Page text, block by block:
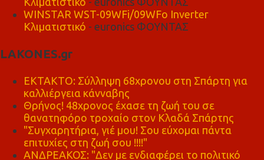
WINSTAR WST-09WFi/09WFo Inverter
Κλιματιστικό - euronics ΦΟΥΝΤΑΣ
LAKONES.gr
ΕΚΤΑΚΤΟ: Σύλληψη 68χρονου στη Σπάρτη για
καλλιέργεια κάνναβης
Θρήνος! 48χρονος έχασε τη ζωή του σε
θανατηφόρο τροχαίο στον Κλαδά Σπάρτης
"Συγχαρητήρια, γιέ μου! Σου εύχομαι πάντα
επιτυχίες στη ζωή σου !!!!"
ΑΝΔΡΕΑΚΟΣ: "Δεν με ενδιαφέρει το πολιτικό